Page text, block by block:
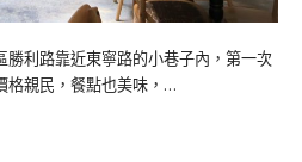
利路靠近東寧路的小巷子內，第一次
格親民，餐點也美味，…